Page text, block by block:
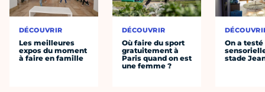
DÉCOUVRIR
Les meilleures
expos du moment
à faire en famille
DÉCOUVRIR
Où faire du sport
gratuitement à
Paris quand on est
une femme ?
On a
stade